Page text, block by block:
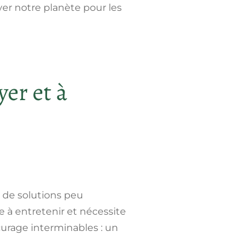
notre planète pour les
et à
solutions peu
à entretenir et nécessite
interminables : un